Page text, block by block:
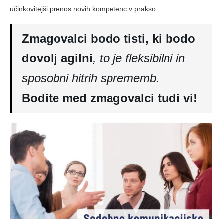
učinkovitejši prenos novih kompetenc v prakso.
Zmagovalci bodo tisti, ki bodo
dovolj agilni, to je fleksibilni in
sposobni hitrih sprememb.
Bodite med zmagovalci tudi vi!